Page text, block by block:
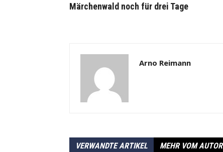
Märchenwald noch für drei Tage
Arno Reimann
VERWANDTE ARTIKEL MEHR VOM AUTOR